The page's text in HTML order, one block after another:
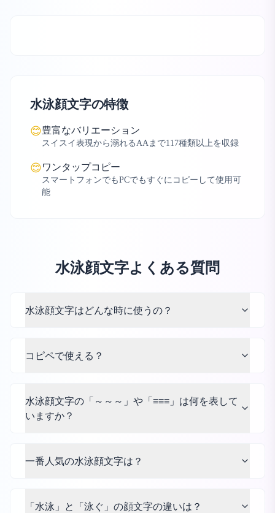
水泳顔文字の特徴
😊豊富なバリエーション
スイスイ表現から溺れるAAまで117種類以上を収録
😊ワンタップコピー
スマートフォンでもPCでもすぐにコピーして使用可
能
水泳顔文字よくある質問
水泳顔文字はどんな時に使うの？
コピペで使える？
水泳顔文字の「～～～」や「≡≡≡」は何を表して
いますか？
一番人気の水泳顔文字は？
「水泳」と「泳ぐ」の顔文字の違いは？